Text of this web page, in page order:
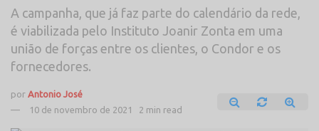
A campanha, que já faz parte do calendário da rede,
é viabilizada pelo Instituto Joanir Zonta em uma
união de forças entre os clientes, o Condor e os
fornecedores.
por Antonio José
10 de novembro de 2021
2 min read